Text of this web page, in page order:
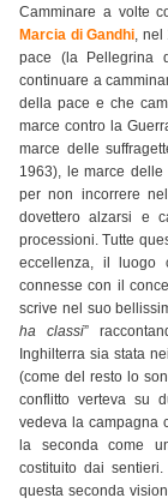
Camminare a volte
Marcia di Gandhi, nel
pace (la Pellegrina
continuare a
della pace e che
marce contro la
marce delle
1963), le marce
per non incorrere
dovettero alzarsi e
processioni. Tutte
eccellenza, il luogo
connesse con il
scrive nel suo
ha classi”
Inghilterra sia stata
(come del resto lo
conflitto verteva su
vedeva la campagna
la seconda come
costituito dai
questa seconda